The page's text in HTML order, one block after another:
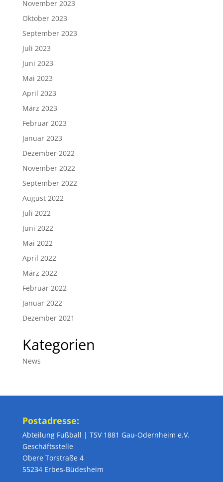
November 2023
Oktober 2023
September 2023
Juli 2023
Juni 2023
Mai 2023
April 2023
März 2023
Februar 2023
Januar 2023
Dezember 2022
November 2022
September 2022
August 2022
Juli 2022
Juni 2022
Mai 2022
April 2022
März 2022
Februar 2022
Januar 2022
Dezember 2021
Kategorien
News
Postadresse:
Abteilung Fußball | TSV 1881 Gau-Odernheim e.V.
Geschäftsstelle
Obere Torstraße 4
55234 Erbes-Büdesheim